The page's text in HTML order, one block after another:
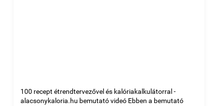
100 recept étrendtervezővel és kalóriakalkulátorral -
alacsonykaloria.hu bemutató videó Ebben a bemutató